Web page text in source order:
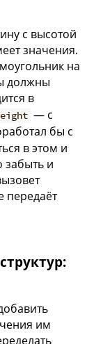
с высотой
значения.
на
должны
в
— с
бы с
в этом и
забыть и
передаёт
им